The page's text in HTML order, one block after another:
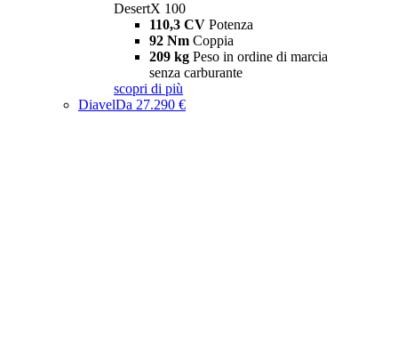
DesertX 100
110,3 CV Potenza
92 Nm Coppia
209 kg Peso in ordine di marcia
senza carburante
scopri di più
DiavelDa 27.290 €